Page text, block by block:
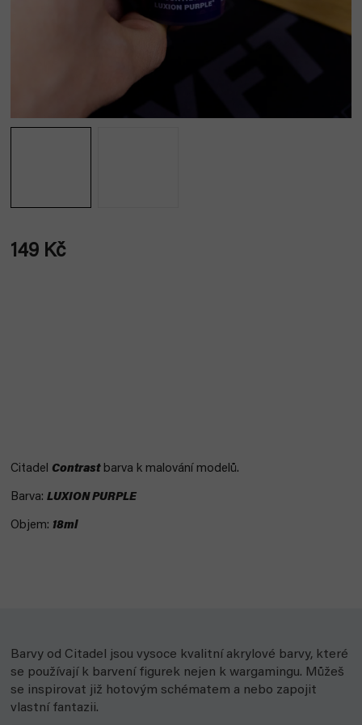
149 Kč
Citadel Contrastbarva k malování modelů.
Barva: LUXION PURPLE
Objem: 18ml
Barvy od Citadel jsou vysoce kvalitní akrylové barvy, které
se používají k barvení figurek nejen k wargamingu. Můžeš
se inspirovat již hotovým schématem a nebo zapojit
vlastní fantazii.